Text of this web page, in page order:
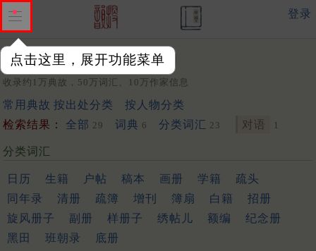
点击这里，展开功能菜单
登录
关键词：
收录约1万典故，50万词汇、10万作家信息
常用典故 按出处分类
按人物分类
检索结果：
全部 29 词典 6 分类词汇 23 对语 1
分类词汇
日历 生籍 户帖 稿本 画册 学籍
疏头
同年录
清册 疏簿 增刊 簿扇 白籍
招册
旋风册子
副册 样册子 绣帖儿 额编
纪念册
黑田
班朝录 底册